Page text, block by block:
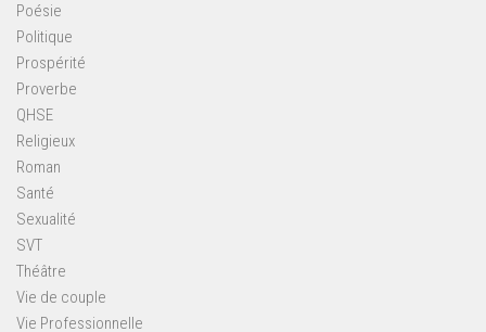
Poésie
Politique
Prospérité
Proverbe
QHSE
Religieux
Roman
Santé
Sexualité
SVT
Théâtre
Vie de couple
Vie Professionnelle